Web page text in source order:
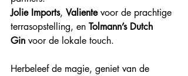
Jolie Imports, Valiente voor de prachtige
terrasopstelling, en Tolmann’s Dutch
Gin voor de lokale touch.
Herbeleef de magie, geniet van de